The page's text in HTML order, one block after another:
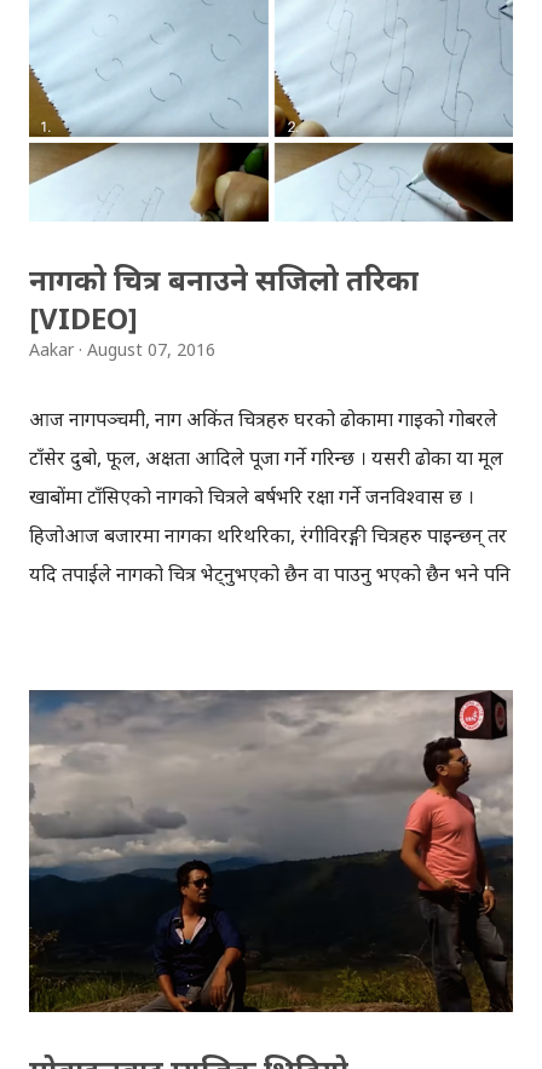
डब्बावालाहरु ढिलो नै पुग्छन्, न त कहिले काम नै रोकिएको छ,
डब्बावालाहरु कामलाई 'भगवान' मान्छन् । को हुन् मुम्बईका डब्बावाला?
मुम्बई सहरमा, बिहान घरमा बनेको खाना, दिउँसो अफिसमा पुर्याउने
व्यक्तिहरु डब्बावाला हुन् । अफिसमा काम गर्ने धेरैजसो व्यक्तिहरु घरकै
खाना खान रुचाउँछन्, तर उनीहरुको अफिस २-३ घन्टा रेल चढेर
जानुपर्ने हुन्छ । अत: ९ बजे अफिस पुग्न, धेर...
नागको चित्र बनाउने सजिलो तरिका
[VIDEO]
Aakar August 07, 2016
आज नागपञ्चमी, नाग अकिंत चित्रहरु घरको ढोकामा गाइको गोबरले
टाँसेर दुबो, फूल, अक्षता आदिले पूजा गर्ने गरिन्छ । यसरी ढोका या मूल
खाबाेंमा टाँसिएको नागको चित्रले बर्षभरि रक्षा गर्ने जनविश्वास छ ।
हिजोआज बजारमा नागका थरिथरिका, रंगीविरङ्गी चित्रहरु पाइन्छन् तर
यदि तपाईले नागको चित्र भेट्नुभएको छैन वा पाउनु भएको छैन भने पनि
) बनाउँदै जानुस् । पहिलो लहरमा एउटा, दोस्रोमा दुईवटा, तेस्रोमा ३ वटा,
चौथोमा ४ वटा, त्यस्तै पाँचौमा ३ वटा, छैटौँमा २ वटा, र सातौँमा एउटा
'ब्र्याकेट' बनाउनुस् । त्यसपछि माथिल्लो र तल्लो लहरका ब्राकेटहरु
आपसमा छड्के तरिकाले जोड्दै जानुस् । यति गरिसकेपछि, टाउको र
पुच्छर बनाउनुस् । तपाईको नाग तयार हुन्छ, यसलाई अझ रंगरोगन गरेर,
राम्रो बनाउन सक्नुहुन्छ । विस्तृत विवरणको लागि तलको यो भिडियो
हेर्नुस् । नाग पञ्चमी के हो? कसरी मनाइन्छ? ( हाम्रो पात्रो बाट साभार)
आज नाग पञ्चमी, अब बिस्तारै बर्षा ओरालो लाग्दैछ, चाडवाडहरुको
मौ...